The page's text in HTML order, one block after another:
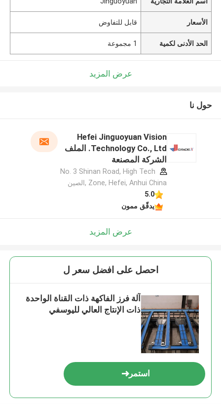
الأسعار قابل للتفاوض
الحد الأدنى لكمية 1 مجموعة
عرض المزيد
حول نا
Hefei Jinguoyuan Vision
Technology Co., Ltd. الملف
الشركة المصنعة
No. 3 Shinan Road, High Tech
Zone, Hefei, Anhui China ,الصين
5.0
يدقّق ممون
عرض المزيد
احصل على افضل سعر ل
آلة فرز الفاكهة ذات القناة الواحدة
ذات الإنتاج العالي لليوسفي
استمر